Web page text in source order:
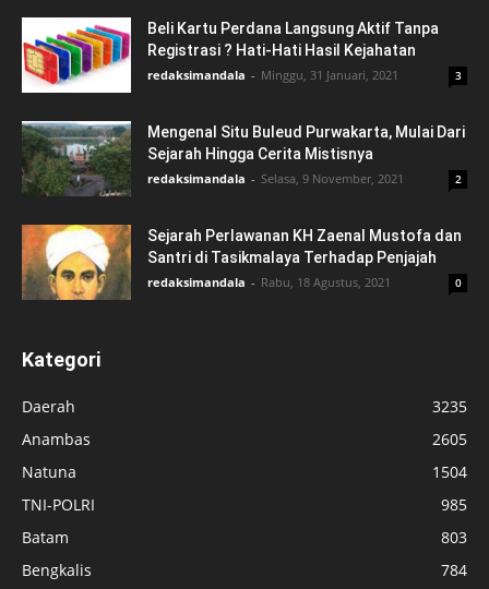
Beli Kartu Perdana Langsung Aktif Tanpa
Registrasi ? Hati-Hati Hasil Kejahatan
redaksimandala - Minggu, 31 Januari, 2021 3
Mengenal Situ Buleud Purwakarta, Mulai Dari
Sejarah Hingga Cerita Mistisnya
redaksimandala - Selasa, 9 November, 2021 2
Sejarah Perlawanan KH Zaenal Mustofa dan
Santri di Tasikmalaya Terhadap Penjajah
redaksimandala - Rabu, 18 Agustus, 2021 0
Kategori
Daerah
3235
Anambas
2605
Natuna
1504
TNI-POLRI
985
Batam
803
Bengkalis
784